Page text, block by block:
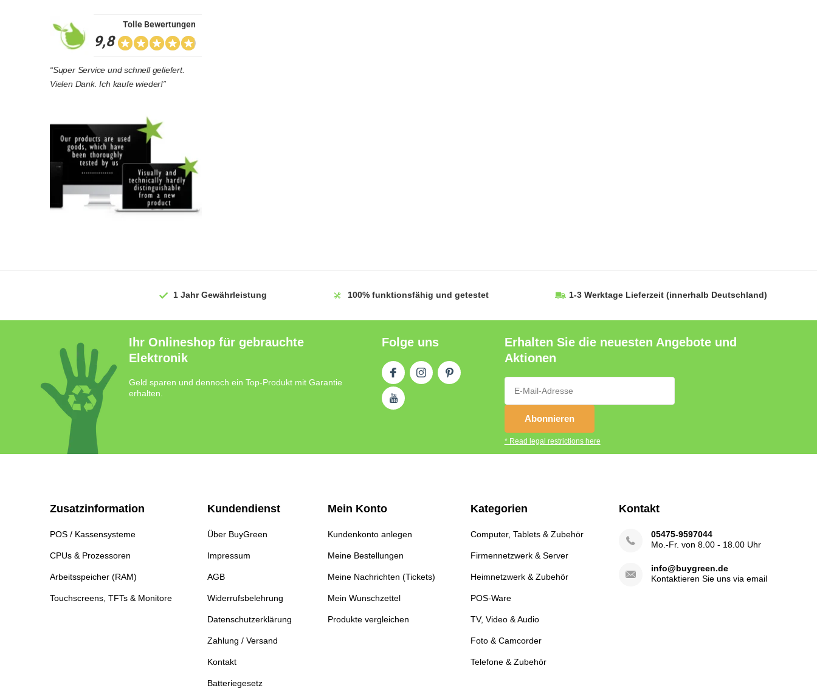
9,8
Tolle Bewertungen
“Super Service und schnell geliefert.
Vielen Dank. Ich kaufe wieder!”
1 JahrGewährleistung 100% funktionsfähig und getestet 1-3 Werktage Lieferzeit (innerhalb Deutschland)
Ihr Onlineshop für gebrauchte
Elektronik
Geld sparen und dennoch ein Top-Produkt mit Garantie
erhalten.
Folge uns
Erhalten Sie die neuesten Angebote und
Aktionen
Abonnieren
* Read legal restrictions here
Zusatzinformation
POS / Kassensysteme
CPUs & Prozessoren
Arbeitsspeicher (RAM)
Touchscreens, TFTs & Monitore
Kundendienst
Über BuyGreen
Impressum
AGB
Widerrufsbelehrung
Datenschutzerklärung
Zahlung / Versand
Kontakt
Batteriegesetz
Mein Konto
Kundenkonto anlegen
Meine Bestellungen
Meine Nachrichten (Tickets)
Mein Wunschzettel
Produkte vergleichen
Kategorien
Computer, Tablets & Zubehör
Firmennetzwerk & Server
Heimnetzwerk & Zubehör
POS-Ware
TV, Video & Audio
Foto & Camcorder
Telefone & Zubehör
Kontakt
05475-9597044
Mo.-Fr. von 8.00 - 18.00 Uhr
info@buygreen.de
Kontaktieren Sie uns via email